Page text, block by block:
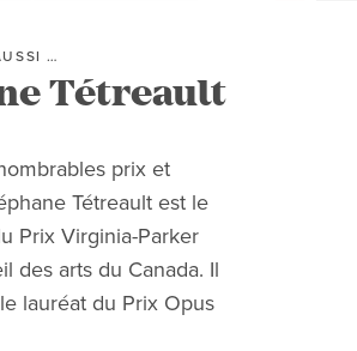
…
Tétreault
prix et
Tétreault est le
Prix Virginia-Parker
des arts du Canada. Il
lauréat du Prix Opus